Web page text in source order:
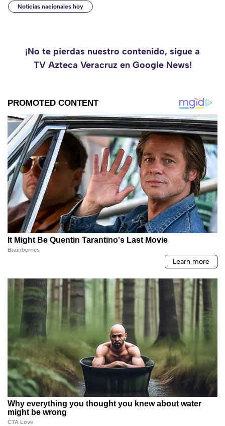
Noticias nacionales hoy
¡No te pierdas nuestro contenido, sigue a
TV Azteca Veracruz en Google News!